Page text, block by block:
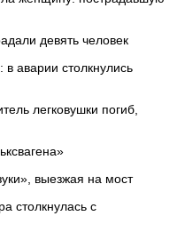
девять человек
аварии столкнулись
легковушки погиб,
выезжая на мост
столкнулась с